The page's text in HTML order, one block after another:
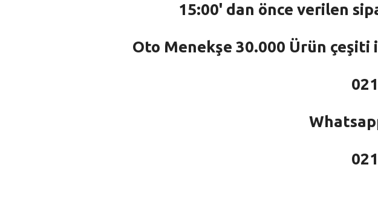
15:00' dan önce verilen
Oto Menekşe 30.000 Ürün